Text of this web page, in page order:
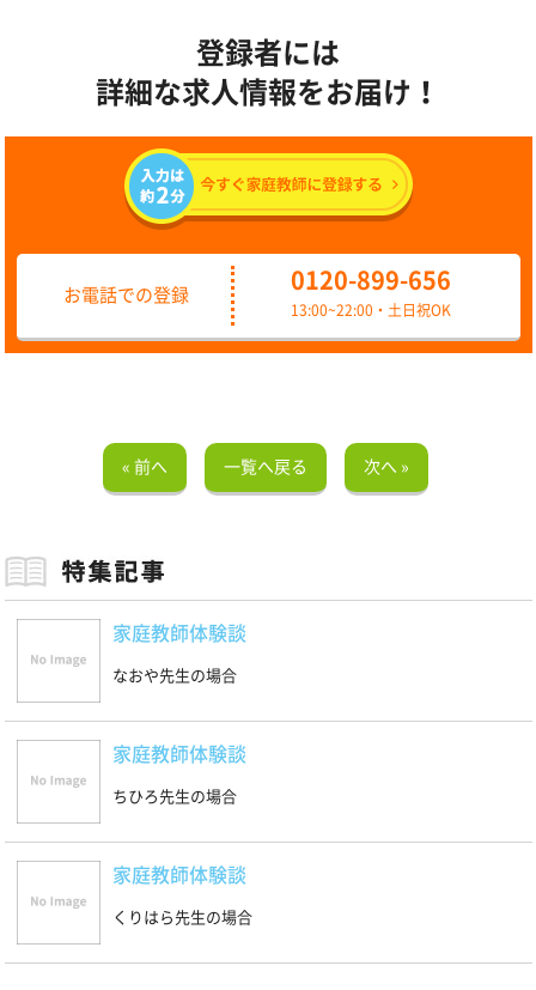
登録者には
詳細な求人情報をお届け！
お電話での登録
0120-899-656
13:00~22:00・土日祝OK
« 前へ 一覧へ戻る 次へ »
家庭教師体験談
なおや先生の場合
家庭教師体験談
ちひろ先生の場合
家庭教師体験談
くりはら先生の場合